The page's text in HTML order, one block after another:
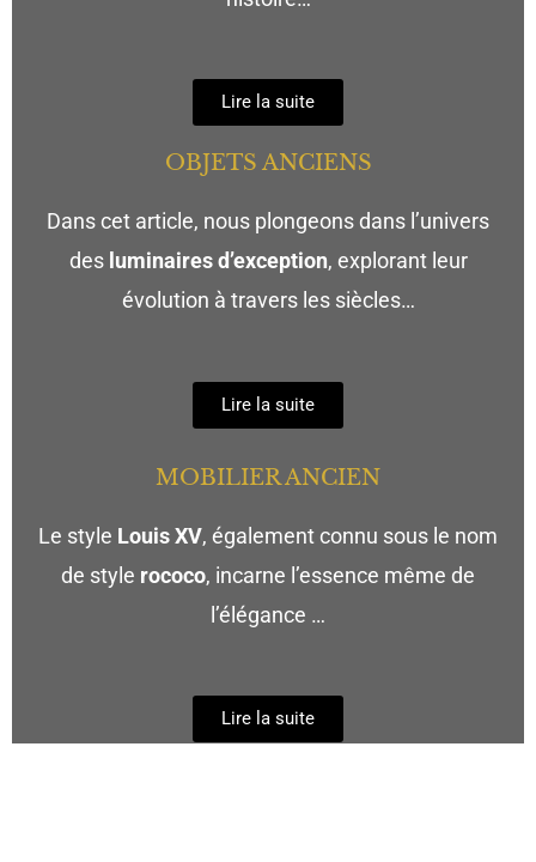
Lire la suite
OBJETS ANCIENS
Dans cet article, nous plongeons dans l’univers
des luminaires d’exception, explorant leur
évolution à travers les siècles…
Lire la suite
MOBILIER ANCIEN
Le style Louis XV, également connu sous le nom
de style rococo, incarne l’essence même de
l’élégance …
Lire la suite